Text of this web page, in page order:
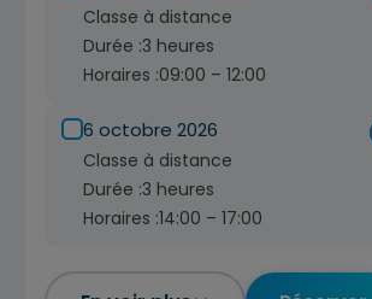
Classe à distance
Durée :3 heures
Horaires :09:00 – 12:00
6 octobre 2026
Classe à distance
Durée :3 heures
Horaires :14:00 – 17:00